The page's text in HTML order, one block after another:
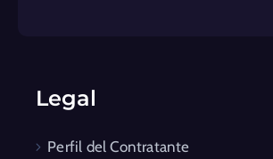
Legal
Perfil del Contratante